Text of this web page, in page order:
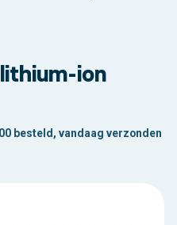
ion
besteld, vandaag verzonden